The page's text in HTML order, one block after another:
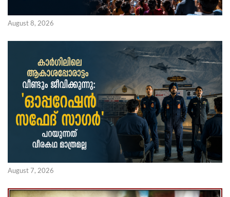
August 8, 2026
August 7, 2026